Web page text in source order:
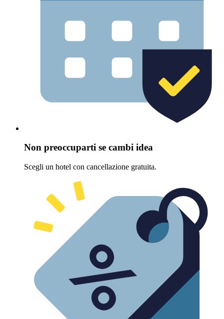
Non preoccuparti se cambi idea
Scegli un hotel con cancellazione gratuita.